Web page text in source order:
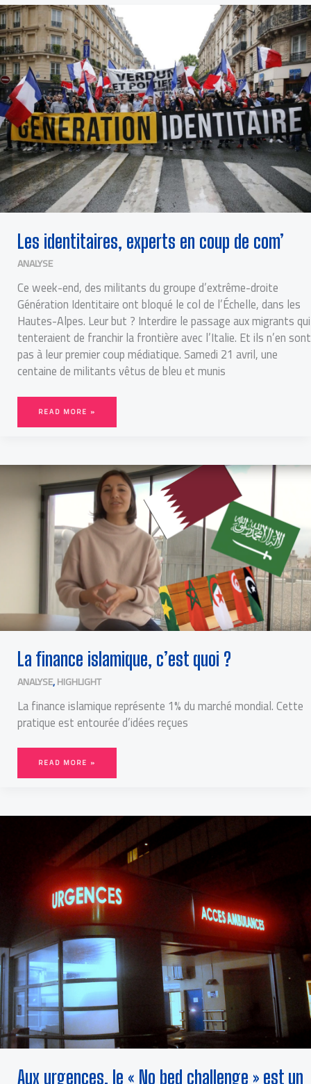
Les identitaires, experts en coup de com’
ANALYSE
Ce week-end, des militants du groupe d’extrême-droite
Génération Identitaire ont bloqué le col de l’Échelle, dans les
Hautes-Alpes. Leur but ? Interdire le passage aux migrants qui
tenteraient de franchir la frontière avec l’Italie. Et ils n’en sont
pas à leur premier coup médiatique. Samedi 21 avril, une
centaine de militants vêtus de bleu et munis
LES
IDENTITAIRES,
EXPERTS
EN
COUP
DE
COM’
READ MORE »
La finance islamique, c’est quoi ?
ANALYSE,HIGHLIGHT
La finance islamique représente 1% du marché mondial. Cette
pratique est entourée d’idées reçues
LA
ISLAMIQUE,
C’EST
QUOI
READ MORE »
Aux urgences, le « No bed challenge » est un
AUX
CHALLENGE »
EST
UN
SIGNAL
D’ALARME